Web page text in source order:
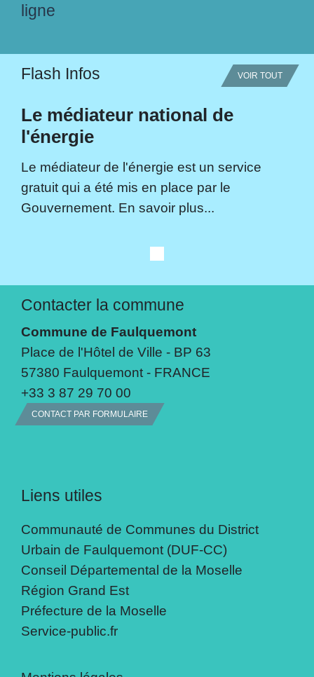
ligne
Flash Infos VOIR TOUT
Le médiateur national de
l'énergie
Le médiateur de l'énergie est un service
gratuit qui a été mis en place par le
Gouvernement. En savoir plus...
Contacter la commune
Commune de Faulquemont
Place de l'Hôtel de Ville - BP 63
57380 Faulquemont - FRANCE
+33 3 87 29 70 00
CONTACT PAR FORMULAIRE
Liens utiles
Communauté de Communes du District
Urbain de Faulquemont (DUF-CC)
Conseil Départemental de la Moselle
Région Grand Est
Préfecture de la Moselle
Service-public.fr